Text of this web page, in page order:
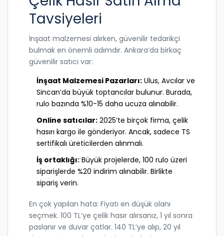
Tavsiyeleri
İnşaat malzemesi alırken, güvenilir tedarikçi
bulmak en önemli adımdır. Ankara’da birkaç
güvenilir satıcı var:
İnşaat Malzemesi Pazarları: Ulus, Avcılar ve
Sincan’da büyük toptancılar bulunur. Burada,
rulo bazında %10-15 daha ucuza alınabilir.
Online satıcılar: 2025’te birçok firma, çelik
hasırı kargo ile gönderiyor. Ancak, sadece TS
sertifikalı üreticilerden alınmalı.
İş ortaklığı: Büyük projelerde, 100 rulo üzeri
siparişlerde %20 indirim alınabilir. Birlikte
sipariş verin.
En çok yapılan hata: Fiyatı en düşük olanı
seçmek. 100 TL’ye çelik hasır alırsanız, 1 yıl sonra
paslanır ve duvar çatlar. 140 TL’ye alıp, 20 yıl